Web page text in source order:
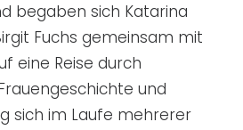
begaben sich Katarina
Fuchs gemeinsam mit
eine Reise durch
und
sich im Laufe mehrerer